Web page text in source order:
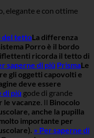
elegante e con ottime
del tettoLa differenza
Porro è il bordo
ricorda il tetto di
saperne di più PrismaLe
gli oggetti capovolti e
deve essere
di più gode di grande
le vacanze. Il Binocolo
anche la pupilla
importante per
» Per saperne di